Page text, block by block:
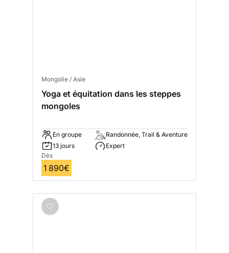
Mongolie / Asie
Yoga et équitation dans les steppes
mongoles
En groupe
13 jours
Randonnée, Trail & Aventure
Expert
Dès
1 890€